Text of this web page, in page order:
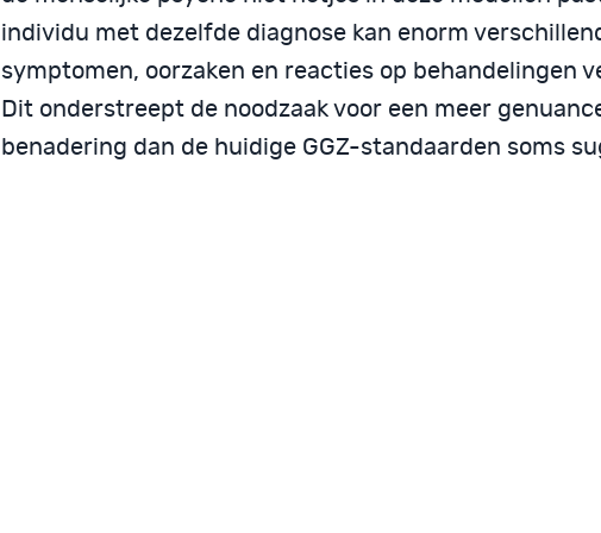
individu met dezelfde diagnose kan enorm
symptomen, oorzaken en reacties op behandelingen
Dit onderstreept de noodzaak voor een meer
benadering dan de huidige GGZ-standaarden soms